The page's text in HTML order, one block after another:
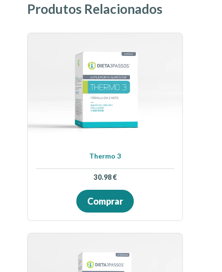
Produtos Relacionados
Thermo 3
30.98€
Comprar